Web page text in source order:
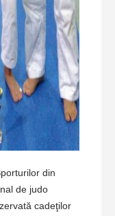
din
de judo
cadeţilor